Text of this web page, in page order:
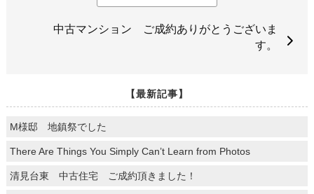
中古マンション ご成約ありがとうございま
す。
【最新記事】
M様邸 地鎮祭でした
There Are Things You Simply Can’t Learn from Photos
清見台東 中古住宅 ご成約頂きました！